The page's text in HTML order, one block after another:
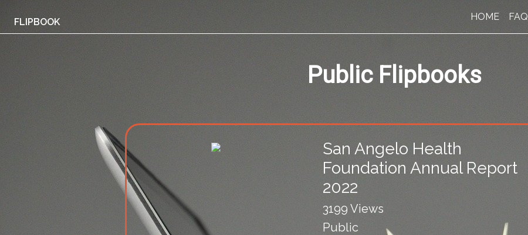
FLIPBOOK HOME FAQ
Public Flipbooks
San Angelo Health
Foundation Annual Report
2022
3199 Views
Public